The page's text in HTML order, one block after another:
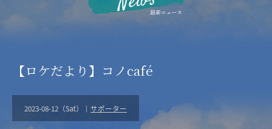
【ロケだより】コノcafé
2023-08-12（Sat）｜ サポーター